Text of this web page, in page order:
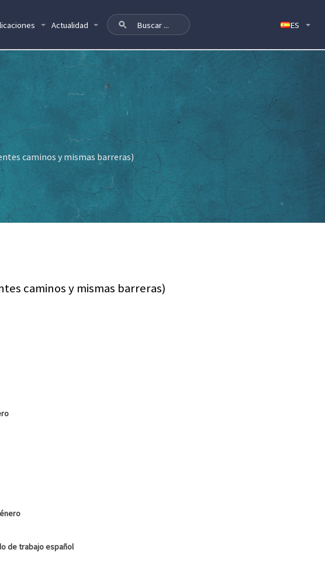
Actualidad
caminos y mismas barreras)
caminos y mismas barreras)
de trabajo español